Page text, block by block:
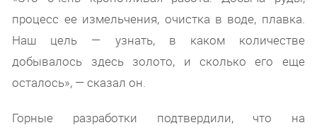
процесс ее измельчения, очистка в воде, плавка.
Наш цель — узнать, в каком количестве
добывалось здесь золото, и сколько его еще
осталось», — сказал он.
Горные разработки подтвердили, что на